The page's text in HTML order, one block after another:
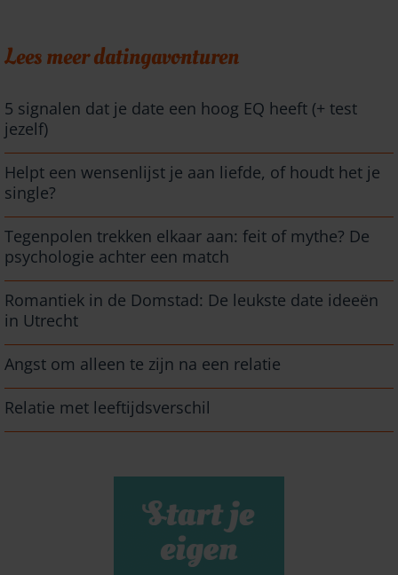
Lees meer datingavonturen
5 signalen dat je date een hoog EQ heeft (+ test
jezelf)
Helpt een wensenlijst je aan liefde, of houdt het je
single?
Tegenpolen trekken elkaar aan: feit of mythe? De
psychologie achter een match
Romantiek in de Domstad: De leukste date ideeën
in Utrecht
Angst om alleen te zijn na een relatie
Relatie met leeftijdsverschil